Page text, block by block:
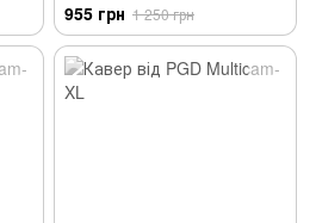
Multicam-XL
955 грн 1 250 грн